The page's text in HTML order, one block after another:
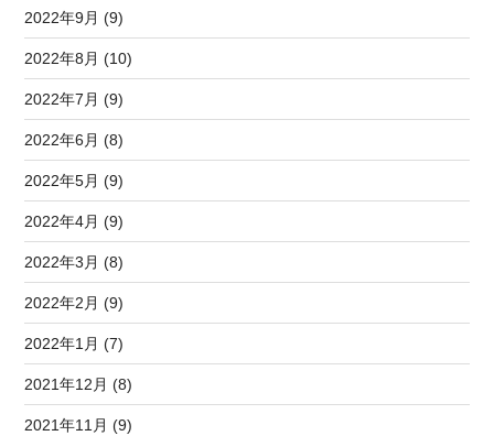
2022年9月 (9)
2022年8月 (10)
2022年7月 (9)
2022年6月 (8)
2022年5月 (9)
2022年4月 (9)
2022年3月 (8)
2022年2月 (9)
2022年1月 (7)
2021年12月 (8)
2021年11月 (9)